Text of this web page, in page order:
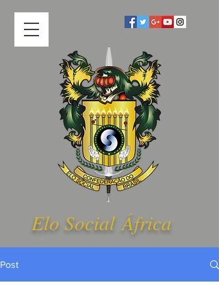
Elo Social África
Post